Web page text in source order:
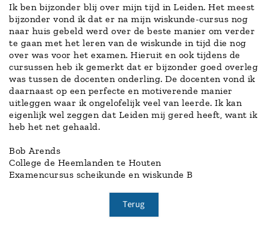
Ik ben bijzonder blij over mijn tijd in Leiden. Het meest
bijzonder vond ik dat er na mijn wiskunde-cursus nog
naar huis gebeld werd over de beste manier om verder
te gaan met het leren van de wiskunde in tijd die nog
over was voor het examen. Hieruit en ook tijdens de
cursussen heb ik gemerkt dat er bijzonder goed overleg
was tussen de docenten onderling. De docenten vond ik
daarnaast op een perfecte en motiverende manier
uitleggen waar ik ongelofelijk veel van leerde. Ik kan
eigenlijk wel zeggen dat Leiden mij gered heeft, want ik
heb het net gehaald.
Bob Arends
College de Heemlanden te Houten
Examencursus scheikunde en wiskunde B
Terug